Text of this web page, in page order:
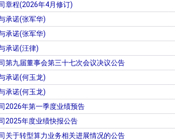
章程(2026年4月修订)
承诺(张军华)
承诺(张军华)
承诺(汪律)
第九届董事会第三十七次会议决议公告
承诺(何玉龙)
承诺(何玉龙)
2026年第一季度业绩预告
2025年度业绩快报公告
关于转型算力业务相关进展情况的公告